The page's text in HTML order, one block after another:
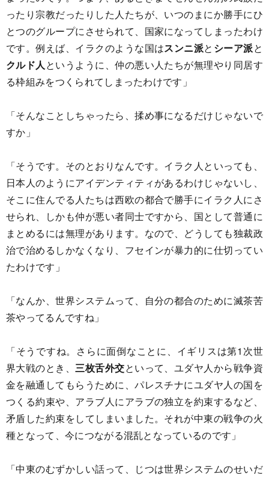
ったり宗教だったりした人たちが、いつのまにか勝手にひ
とつのグループにさせられて、国家になってしまったわけ
です。例えば、イラクのような国はスンニ派と シーア派と
クルド人というように、仲の悪い人たちが無理やり同居す
る枠組みをつくられてしまったわけです」
「そんなことしちゃったら、揉め事になるだけじゃないで
すか」
「そうです。そのとおりなんです。イラク人といっても、
日本人のようにアイデンティティがあるわけじゃないし、
そこに住んでる人たちは西欧の都合で勝手にイラク人にさ
せられ、しかも仲が悪い者同士ですから、国として普通に
まとめるには無理があります。なので、どうしても独裁政
治で治めるしかなくなり、フセインが暴力的に仕切ってい
たわけです」
「なんか、世界システムって、自分の都合のために滅茶苦
茶やってるんですね」
「そうですね。さらに面倒なことに、イギリスは第1次世
界大戦のとき、三枚舌外交といって、ユダヤ人から戦争資
金を融通してもらうために、パレスチナにユダヤ人の国を
つくる約束や、アラブ人にアラブの独立を約束するなど、
矛盾した約束をしてしまいました。それが中東の戦争の火
種となって、今につながる混乱となっているのです」
「中東のむずかしい話って、じつは世界システムのせいだ